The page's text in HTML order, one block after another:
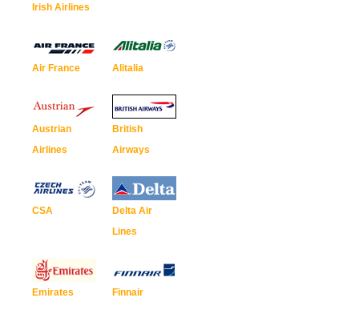
Irish Airlines
Air France Alitalia
Austrian
Airlines
British
Airways
CSA
Delta Air
Lines
Emirates Finnair